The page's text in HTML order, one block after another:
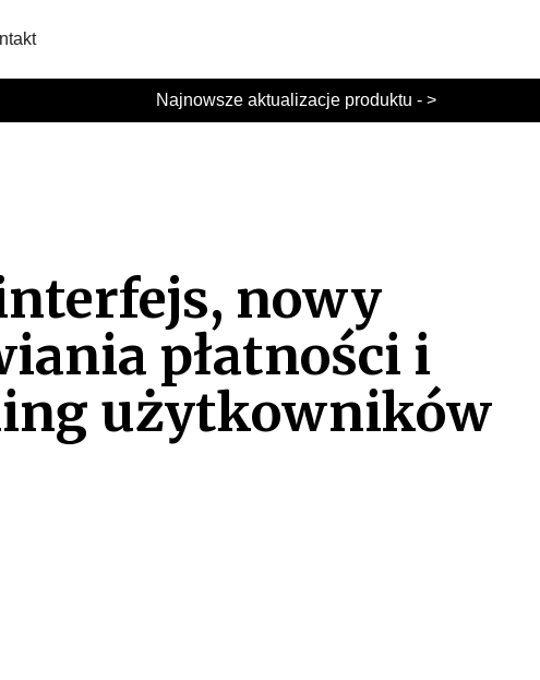
Najnowsze aktualizacje produktu - >
nowy
płatności i
użytkowników